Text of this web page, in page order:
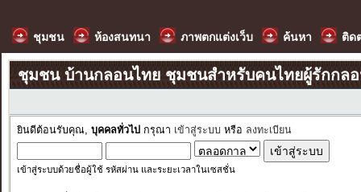
ชุมชน ห้องสนทนา ภาพตกแต่งเว็บ ค้นหา ติด
ชุมชน บ้านกลอนไทย ชุมชนสำหรับคนไทยผู้รักกล
ยินดีต้อนรับคุณ, บุคคลทั่วไป กรุณา เข้าสู่ระบบ หรือ ลงทะเบียน
เข้าสู่ระบบด้วยชื่อผู้ใช้ รหัสผ่าน และระยะเวลาในเซสชั่น